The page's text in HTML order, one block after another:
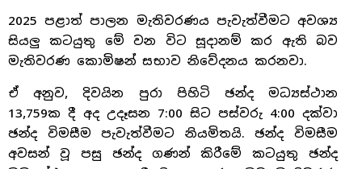
2025 පළාත් පාලන මැතිවරණය පැවැත්වීමට අවශ්‍ය
සියලු කටයුතු මේ වන විට සූදානම් කර ඇති බව
මැතිවරණ කොමිෂන් සභාව නිවේදනය කරනවා.
ඒ අනුව, දිවයින පුරා පිහිටි ඡන්ද මධ්‍යස්ථාන
13,759ක දී අද උදෑසන 7:00 සිට පස්වරු 4:00 දක්වා
ඡන්ද විමසීම පැවැත්වීමට නියමිතයි. ඡන්ද විමසීම
අවසන් වූ පසු ඡන්ද ගණන් කිරීමේ කටයුතු ඡන්ද